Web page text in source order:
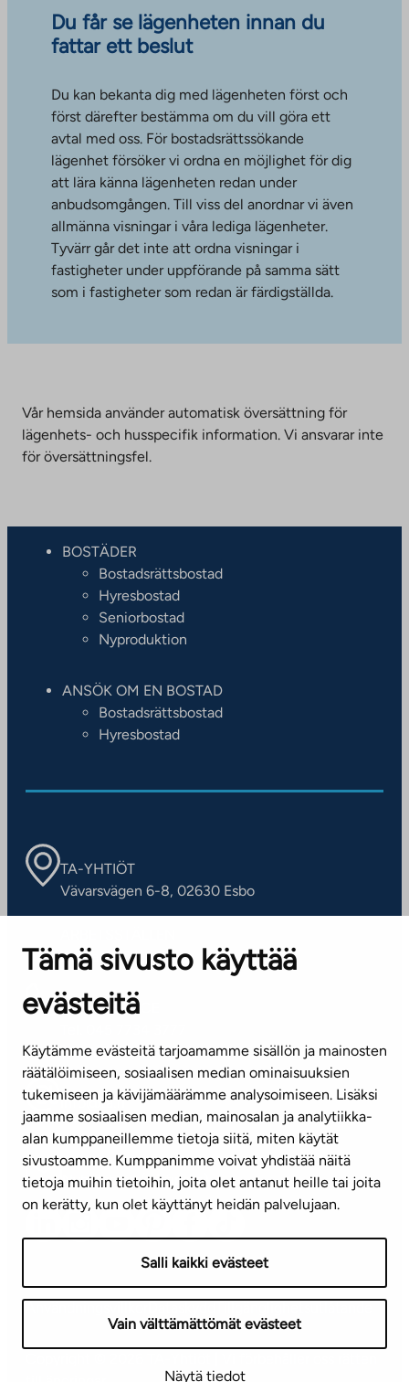
Tämä sivusto käyttää
evästeitä
Käytämme evästeitä tarjoamamme sisällön ja mainosten
räätälöimiseen, sosiaalisen median ominaisuuksien
tukemiseen ja kävijämäärämme analysoimiseen. Lisäksi
jaamme sosiaalisen median, mainosalan ja analytiikka-
alan kumppaneillemme tietoja siitä, miten käytät
sivustoamme. Kumppanimme voivat yhdistää näitä
tietoja muihin tietoihin, joita olet antanut heille tai joita
on kerätty, kun olet käyttänyt heidän palvelujaan.
Salli kaikki evästeet
Vain välttämättömät evästeet
Näytä tiedot
Du får se lägenheten innan du
fattar ett beslut
Du kan bekanta dig med lägenheten först och
först därefter bestämma om du vill göra ett
avtal med oss. För bostadsrättssökande
lägenhet försöker vi ordna en möjlighet för dig
att lära känna lägenheten redan under
anbudsomgången. Till viss del anordnar vi även
allmänna visningar i våra lediga lägenheter.
Tyvärr går det inte att ordna visningar i
fastigheter under uppförande på samma sätt
som i fastigheter som redan är färdigställda.
Vår hemsida använder automatisk översättning för
lägenhets- och husspecifik information. Vi ansvarar inte
för översättningsfel.
BOSTÄDER
Bostadsrättsbostad
Hyresbostad
Seniorbostad
Nyproduktion
ANSÖK OM EN BOSTAD
Bostadsrättsbostad
Hyresbostad
TA-YHTIÖT
Vävarsvägen 6-8, 02630 Esbo
Kontaktinformation
KUNDSERVICE
(vardagar kl. 8–16)
info@ta.fi
Nyhetsbrev (på finska)